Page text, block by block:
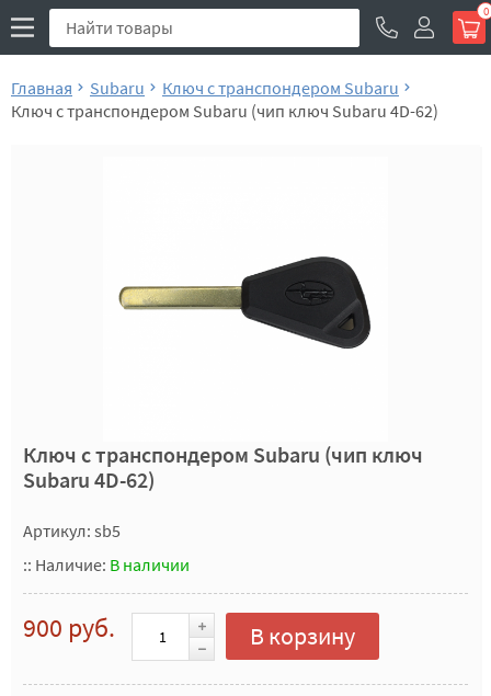
0
Главная Subaru
Ключ с транспондером Subaru
Ключ с транспондером Subaru (чип ключ Subaru 4D-62)
Ключ с транспондером Subaru (чип ключ
Subaru 4D-62)
Артикул: sb5
:: Наличие: В наличии
900 руб. В корзину